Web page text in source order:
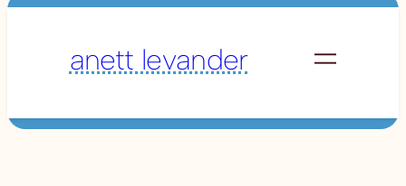
anett levander
Die Tontauben
„Frauengeflüster“